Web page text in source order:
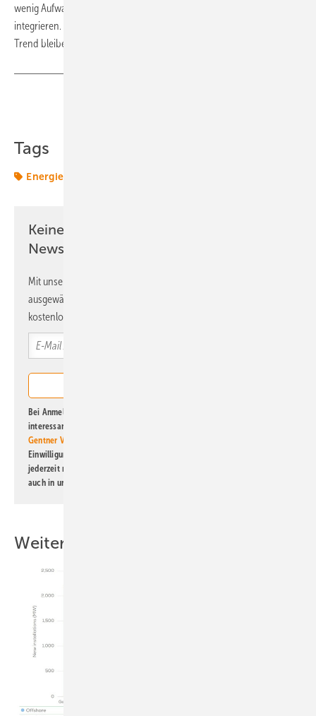
wenig Aufwand, um ein solches Event in seinen Arbeitsalltag zu
integrieren. Sich so einfach digital vernetzen zu können, wird ein
Trend bleiben.
Tags
Energiemarkt
Keine Zeit? Kein Problem mit dem ERE
Newsletter!
Mit unserem Newsletter erhalten Sie regelmäßig von uns
ausgewählte Informationen und Neuigkeiten, gebündelt und
kostenlos direkt ins Postfach.
Bei Anmeldung zu diesem Newsletter bin ich damit einverstanden, über
interessante Verlags- und Online-Angebote
Gentner Verlag GmbH & Co. KG
Einwilligung kann ich jederzeit widerrufen und eine Abmeldung ist
jederzeit möglich. Informationen zum Umgang mit Daten finden Sie
auch in unserer
Weitere Inhalte